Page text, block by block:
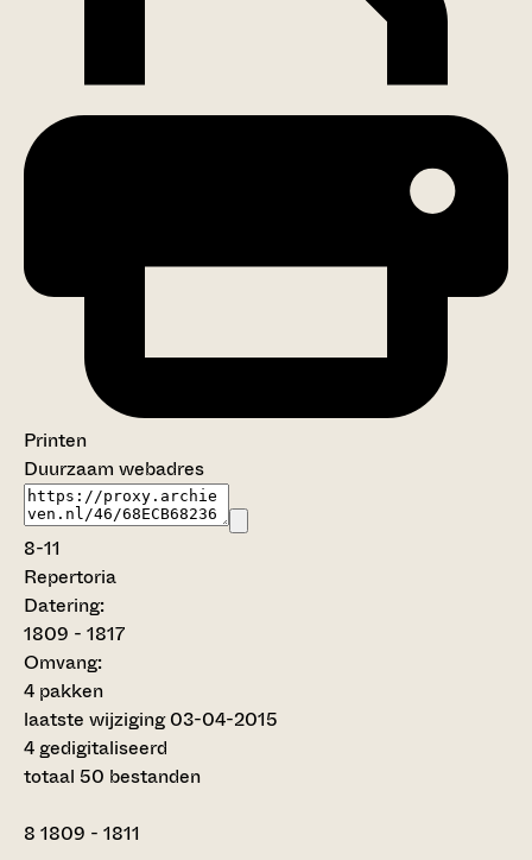
Printen
Duurzaam webadres
8-11
Repertoria
Datering:
1809 - 1817
Omvang:
4 pakken
laatste wijziging 03-04-2015
4 gedigitaliseerd
totaal 50 bestanden
8 1809 - 1811